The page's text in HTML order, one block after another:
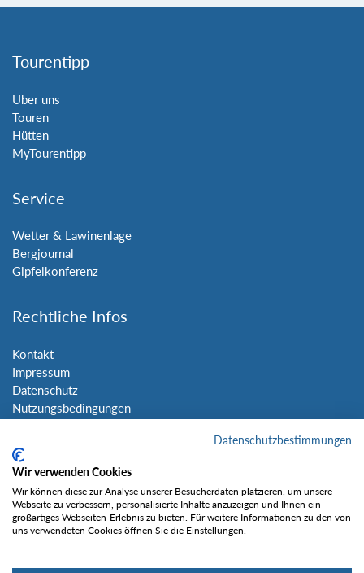
Tourentipp
Über uns
Touren
Hütten
MyTourentipp
Service
Wetter & Lawinenlage
Bergjournal
Gipfelkonferenz
Rechtliche Infos
Kontakt
Impressum
Datenschutz
Nutzungsbedingungen
Social Media
Datenschutzbestimmungen
Wir verwenden Cookies
Wir können diese zur Analyse unserer Besucherdaten platzieren, um unsere
Webseite zu verbessern, personalisierte Inhalte anzuzeigen und Ihnen ein
großartiges Webseiten-Erlebnis zu bieten. Für weitere Informationen zu den von
uns verwendeten Cookies öffnen Sie die Einstellungen.